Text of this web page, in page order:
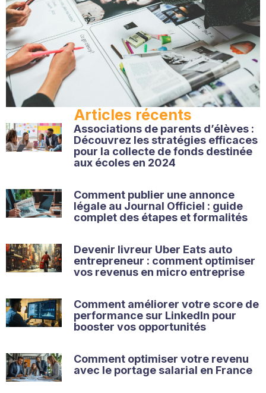
Articles récents
Associations de parents d’élèves :
Découvrez les stratégies efficaces
pour la collecte de fonds destinée
aux écoles en 2024
Comment publier une annonce
légale au Journal Officiel : guide
complet des étapes et formalités
Devenir livreur Uber Eats auto
entrepreneur : comment optimiser
vos revenus en micro entreprise
Comment améliorer votre score de
performance sur LinkedIn pour
booster vos opportunités
Comment optimiser votre revenu
avec le portage salarial en France